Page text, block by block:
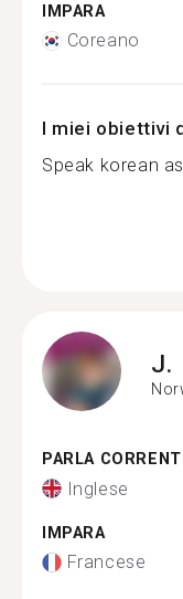
IMPARA
Coreano
I miei obiettivi
Speak korean
J.
PARLA
Inglese
IMPARA
Francese